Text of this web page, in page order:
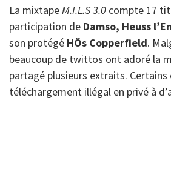
La mixtapeM.I.L.S 3.0 compte 17
participation de Damso, Heuss
son protégé HÖs Copperfield.
beaucoup de twittos ont adoré la
partagé plusieurs extraits.
téléchargement illégal en privé à